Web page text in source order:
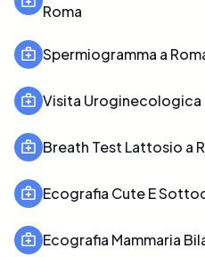
Roma
Spermiogramma a
Visita Uroginecologica
Breath Test Lattosio a
Ecografia Cute E
Ecografia Mammaria